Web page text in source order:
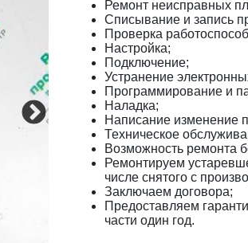
Ремонт неисправных
Списывание и запись
Проверка
Настройка;
Подключение;
Устранение
Программирование и
Наладка;
Написание изменение
Техническое
Возможность ремонта
Ремонтируем
числе снятого с
Заключаем договора;
Предоставляем
части один год.